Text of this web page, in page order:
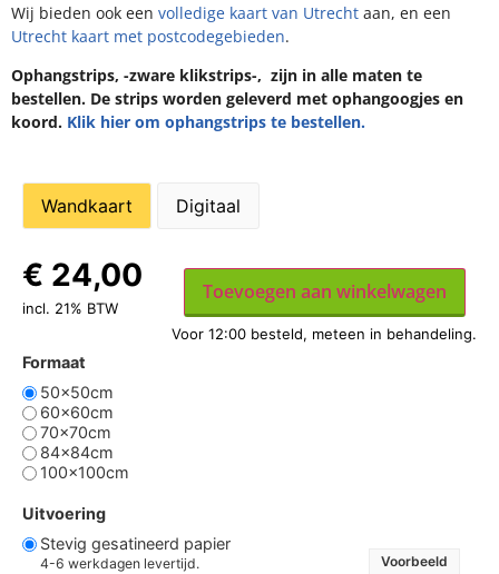
Wij bieden ook een volledige kaart van Utrecht aan, en een
Utrecht kaart met postcodegebieden.
Ophangstrips, -zware klikstrips-, zijn in alle maten te
bestellen. De strips worden geleverd met ophangoogjes en
koord. Klik hier om ophangstrips te bestellen.
Wandkaart Digitaal
Formaat
50x50cm
60x60cm
70x70cm
84x84cm
100x100cm
Uitvoering
Stevig gesatineerd papier
4-6 werkdagen levertijd. Voorbeeld
€ 24,00
incl. 21% BTW
Toevoegen aan winkelwagen